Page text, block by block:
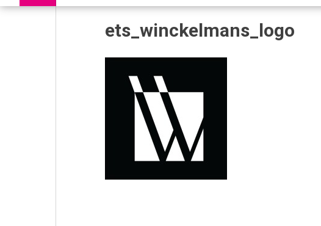
ets_winckelmans_logo